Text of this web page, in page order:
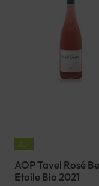
AOP Tavel Rosé
Etoile Bio 2021